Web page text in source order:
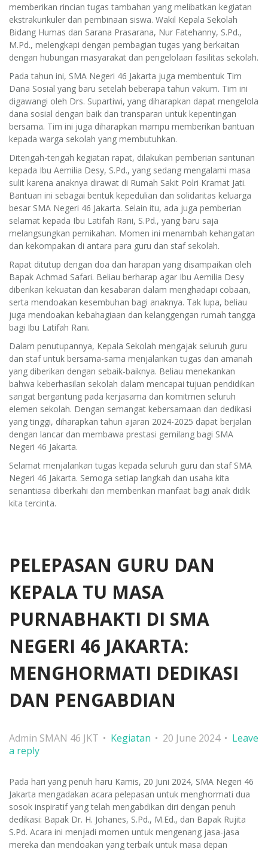
memberikan rincian tugas tambahan yang melibatkan kegiatan
ekstrakurikuler dan pembinaan siswa. Wakil Kepala Sekolah
Bidang Humas dan Sarana Prasarana, Nur Fatehanny, S.Pd.,
M.Pd., melengkapi dengan pembagian tugas yang berkaitan
dengan hubungan masyarakat dan pengelolaan fasilitas sekolah.
Pada tahun ini, SMA Negeri 46 Jakarta juga membentuk Tim
Dana Sosial yang baru setelah beberapa tahun vakum. Tim ini
digawangi oleh Drs. Supartiwi, yang diharapkan dapat mengelola
dana sosial dengan baik dan transparan untuk kepentingan
bersama. Tim ini juga diharapkan mampu memberikan bantuan
kepada warga sekolah yang membutuhkan.
Ditengah-tengah kegiatan rapat, dilakukan pemberian santunan
kepada Ibu Aemilia Desy, S.Pd., yang sedang mengalami masa
sulit karena anaknya dirawat di Rumah Sakit Polri Kramat Jati.
Bantuan ini sebagai bentuk kepedulian dan solidaritas keluarga
besar SMA Negeri 46 Jakarta. Selain itu, ada juga pemberian
selamat kepada Ibu Latifah Rani, S.Pd., yang baru saja
melangsungkan pernikahan. Momen ini menambah kehangatan
dan kekompakan di antara para guru dan staf sekolah.
Rapat ditutup dengan doa dan harapan yang disampaikan oleh
Bapak Achmad Safari. Beliau berharap agar Ibu Aemilia Desy
diberikan kekuatan dan kesabaran dalam menghadapi cobaan,
serta mendoakan kesembuhan bagi anaknya. Tak lupa, beliau
juga mendoakan kebahagiaan dan kelanggengan rumah tangga
bagi Ibu Latifah Rani.
Dalam penutupannya, Kepala Sekolah mengajak seluruh guru
dan staf untuk bersama-sama menjalankan tugas dan amanah
yang diberikan dengan sebaik-baiknya. Beliau menekankan
bahwa keberhasilan sekolah dalam mencapai tujuan pendidikan
sangat bergantung pada kerjasama dan komitmen seluruh
elemen sekolah. Dengan semangat kebersamaan dan dedikasi
yang tinggi, diharapkan tahun ajaran 2024-2025 dapat berjalan
dengan lancar dan membawa prestasi gemilang bagi SMA
Negeri 46 Jakarta.
Selamat menjalankan tugas kepada seluruh guru dan staf SMA
Negeri 46 Jakarta. Semoga setiap langkah dan usaha kita
senantiasa diberkahi dan memberikan manfaat bagi anak didik
kita tercinta.
PELEPASAN GURU DAN
KEPALA TU MASA
PURNABHAKTI DI SMA
NEGERI 46 JAKARTA:
MENGHORMATI DEDIKASI
DAN PENGABDIAN
Admin SMAN 46 JKT Kegiatan 20 June 2024
Leave
a reply
Pada hari yang penuh haru Kamis, 20 Juni 2024, SMA Negeri 46
Jakarta mengadakan acara pelepasan untuk menghormati dua
sosok inspiratif yang telah mengabdikan diri dengan penuh
dedikasi: Bapak Dr. H. Johanes, S.Pd., M.Ed., dan Bapak Rujita
S.Pd. Acara ini menjadi momen untuk mengenang jasa-jasa
mereka dan mendoakan yang terbaik untuk masa depan